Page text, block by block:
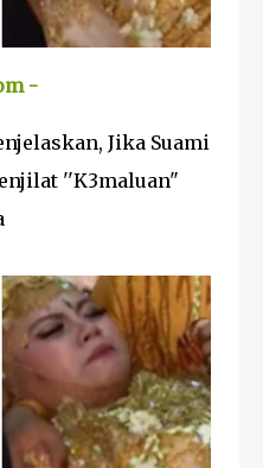
-
Jika Suami
''K3maluan"